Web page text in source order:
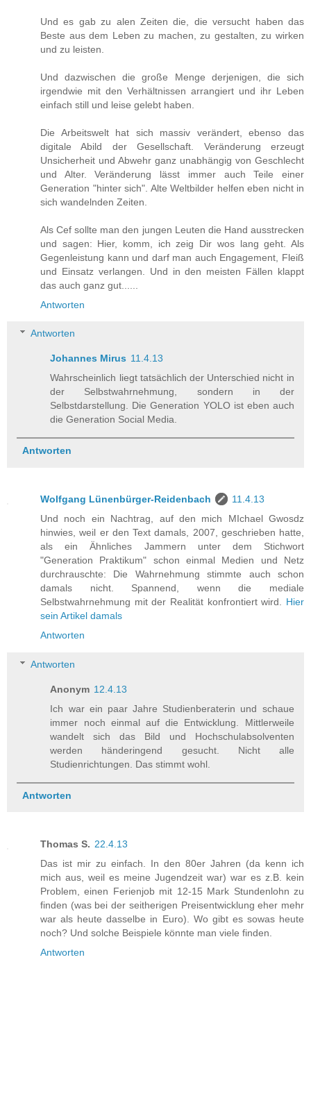
Und es gab zu alen Zeiten die, die versucht haben das
Beste aus dem Leben zu machen, zu gestalten, zu wirken
und zu leisten.
Und dazwischen die große Menge derjenigen, die sich
irgendwie mit den Verhältnissen arrangiert und ihr Leben
einfach still und leise gelebt haben.
Die Arbeitswelt hat sich massiv verändert, ebenso das
digitale Abild der Gesellschaft. Veränderung erzeugt
Unsicherheit und Abwehr ganz unabhängig von Geschlecht
und Alter. Veränderung lässt immer auch Teile einer
Generation "hinter sich". Alte Weltbilder helfen eben nicht in
sich wandelnden Zeiten.
Als Cef sollte man den jungen Leuten die Hand ausstrecken
und sagen: Hier, komm, ich zeig Dir wos lang geht. Als
Gegenleistung kann und darf man auch Engagement, Fleiß
und Einsatz verlangen. Und in den meisten Fällen klappt
das auch ganz gut......
Antworten
Antworten
Johannes Mirus 11.4.13
Wahrscheinlich liegt tatsächlich der Unterschied nicht in
der Selbstwahrnehmung, sondern in der
Selbstdarstellung. Die Generation YOLO ist eben auch
die Generation Social Media.
Antworten
Wolfgang Lünenbürger-Reidenbach
11.4.13
Und noch ein Nachtrag, auf den mich MIchael Gwosdz
hinwies, weil er den Text damals, 2007, geschrieben hatte,
als ein Ähnliches Jammern unter dem Stichwort
"Generation Praktikum" schon einmal Medien und Netz
durchrauschte: Die Wahrnehmung stimmte auch schon
damals nicht. Spannend, wenn die mediale
Selbstwahrnehmung mit der Realität konfrontiert wird. Hier
sein Artikel damals
Antworten
Antworten
Anonym 12.4.13
Ich war ein paar Jahre Studienberaterin und schaue
immer noch einmal auf die Entwicklung. Mittlerweile
wandelt sich das Bild und Hochschulabsolventen
werden händeringend gesucht. Nicht alle
Studienrichtungen. Das stimmt wohl.
Antworten
Thomas S. 22.4.13
Das ist mir zu einfach. In den 80er Jahren (da kenn ich
mich aus, weil es meine Jugendzeit war) war es z.B. kein
Problem, einen Ferienjob mit 12-15 Mark Stundenlohn zu
finden (was bei der seitherigen Preisentwicklung eher mehr
war als heute dasselbe in Euro). Wo gibt es sowas heute
noch? Und solche Beispiele könnte man viele finden.
Antworten